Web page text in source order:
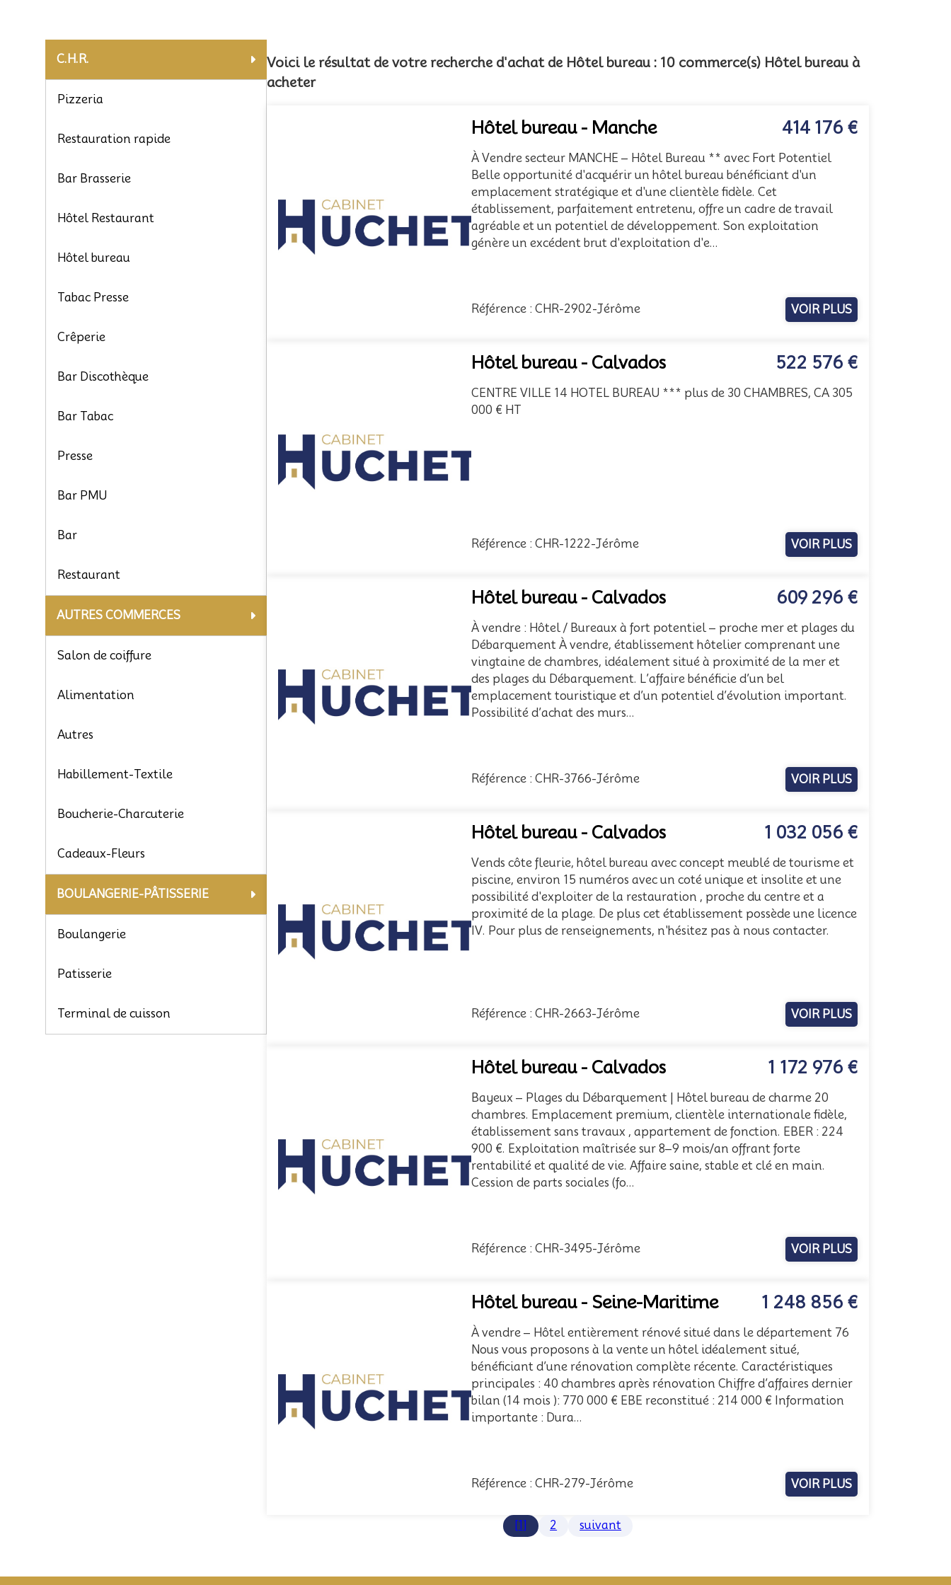
C.H.R.
Pizzeria
Restauration rapide
Bar Brasserie
Hôtel Restaurant
Hôtel bureau
Tabac Presse
Crêperie
Bar Discothèque
Bar Tabac
Presse
Bar PMU
Bar
Restaurant
AUTRES COMMERCES
Salon de coiffure
Alimentation
Autres
Habillement-Textile
Boucherie-Charcuterie
Cadeaux-Fleurs
BOULANGERIE-PÂTISSERIE
Boulangerie
Patisserie
Terminal de cuisson
Voici le résultat de votre recherche d'achat de Hôtel bureau : 10 commerce(s) Hôtel bureau à
acheter
Hôtel bureau - Manche 414 176 €
À Vendre secteur MANCHE – Hôtel Bureau ** avec Fort Potentiel
Belle opportunité d'acquérir un hôtel bureau bénéficiant d'un
emplacement stratégique et d'une clientèle fidèle. Cet
établissement, parfaitement entretenu, offre un cadre de travail
agréable et un potentiel de développement. Son exploitation
génère un excédent brut d'exploitation d'e...
Référence : CHR-2902-Jérôme VOIR PLUS
Hôtel bureau - Calvados 522 576 €
CENTRE VILLE 14 HOTEL BUREAU *** plus de 30 CHAMBRES, CA 305
000 € HT
Référence : CHR-1222-Jérôme VOIR PLUS
Hôtel bureau - Calvados 609 296 €
À vendre : Hôtel / Bureaux à fort potentiel – proche mer et plages du
Débarquement À vendre, établissement hôtelier comprenant une
vingtaine de chambres, idéalement situé à proximité de la mer et
des plages du Débarquement. L’affaire bénéficie d’un bel
emplacement touristique et d’un potentiel d’évolution important.
Possibilité d’achat des murs...
Référence : CHR-3766-Jérôme VOIR PLUS
Hôtel bureau - Calvados 1 032 056 €
Vends côte fleurie, hôtel bureau avec concept meublé de tourisme et
piscine, environ 15 numéros avec un coté unique et insolite et une
possibilité d'exploiter de la restauration , proche du centre et a
proximité de la plage. De plus cet établissement possède une licence
IV. Pour plus de renseignements, n'hésitez pas à nous contacter.
Référence : CHR-2663-Jérôme VOIR PLUS
Hôtel bureau - Calvados 1 172 976 €
Bayeux – Plages du Débarquement | Hôtel bureau de charme 20
chambres. Emplacement premium, clientèle internationale fidèle,
établissement sans travaux , appartement de fonction. EBER : 224
900 €. Exploitation maîtrisée sur 8–9 mois/an offrant forte
rentabilité et qualité de vie. Affaire saine, stable et clé en main.
Cession de parts sociales (fo...
Référence : CHR-3495-Jérôme VOIR PLUS
Hôtel bureau - Seine-Maritime 1 248 856 €
À vendre – Hôtel entièrement rénové situé dans le département 76
Nous vous proposons à la vente un hôtel idéalement situé,
bénéficiant d’une rénovation complète récente. Caractéristiques
principales : 40 chambres après rénovation Chiffre d’affaires dernier
bilan (14 mois ): 770 000 € EBE reconstitué : 214 000 € Information
importante : Dura...
Référence : CHR-279-Jérôme VOIR PLUS
[1] 2 suivant